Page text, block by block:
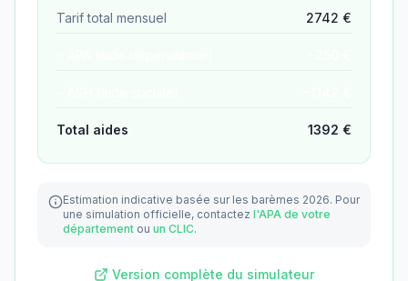
Tarif total mensuel 2742 €
Total aides 1392 €
Estimation indicative basée sur les barèmes 2026. Pour
une simulation officielle, contactez l'APA de votre
département ou un CLIC.
Version complète du simulateur